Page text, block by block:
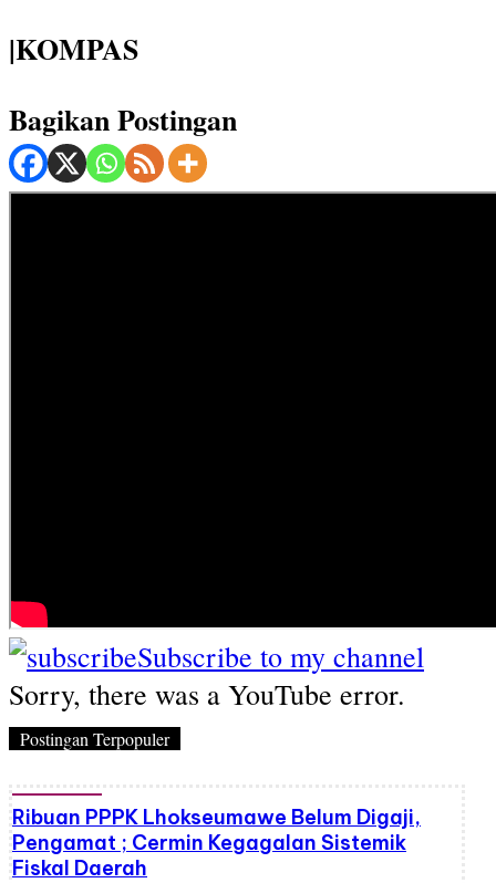
|KOMPAS
Bagikan Postingan
Subscribe to my channel
Sorry, there was a YouTube error.
Postingan Terpopuler
Ribuan PPPK Lhokseumawe Belum Digaji,
Pengamat ; Cermin Kegagalan Sistemik
Fiskal Daerah